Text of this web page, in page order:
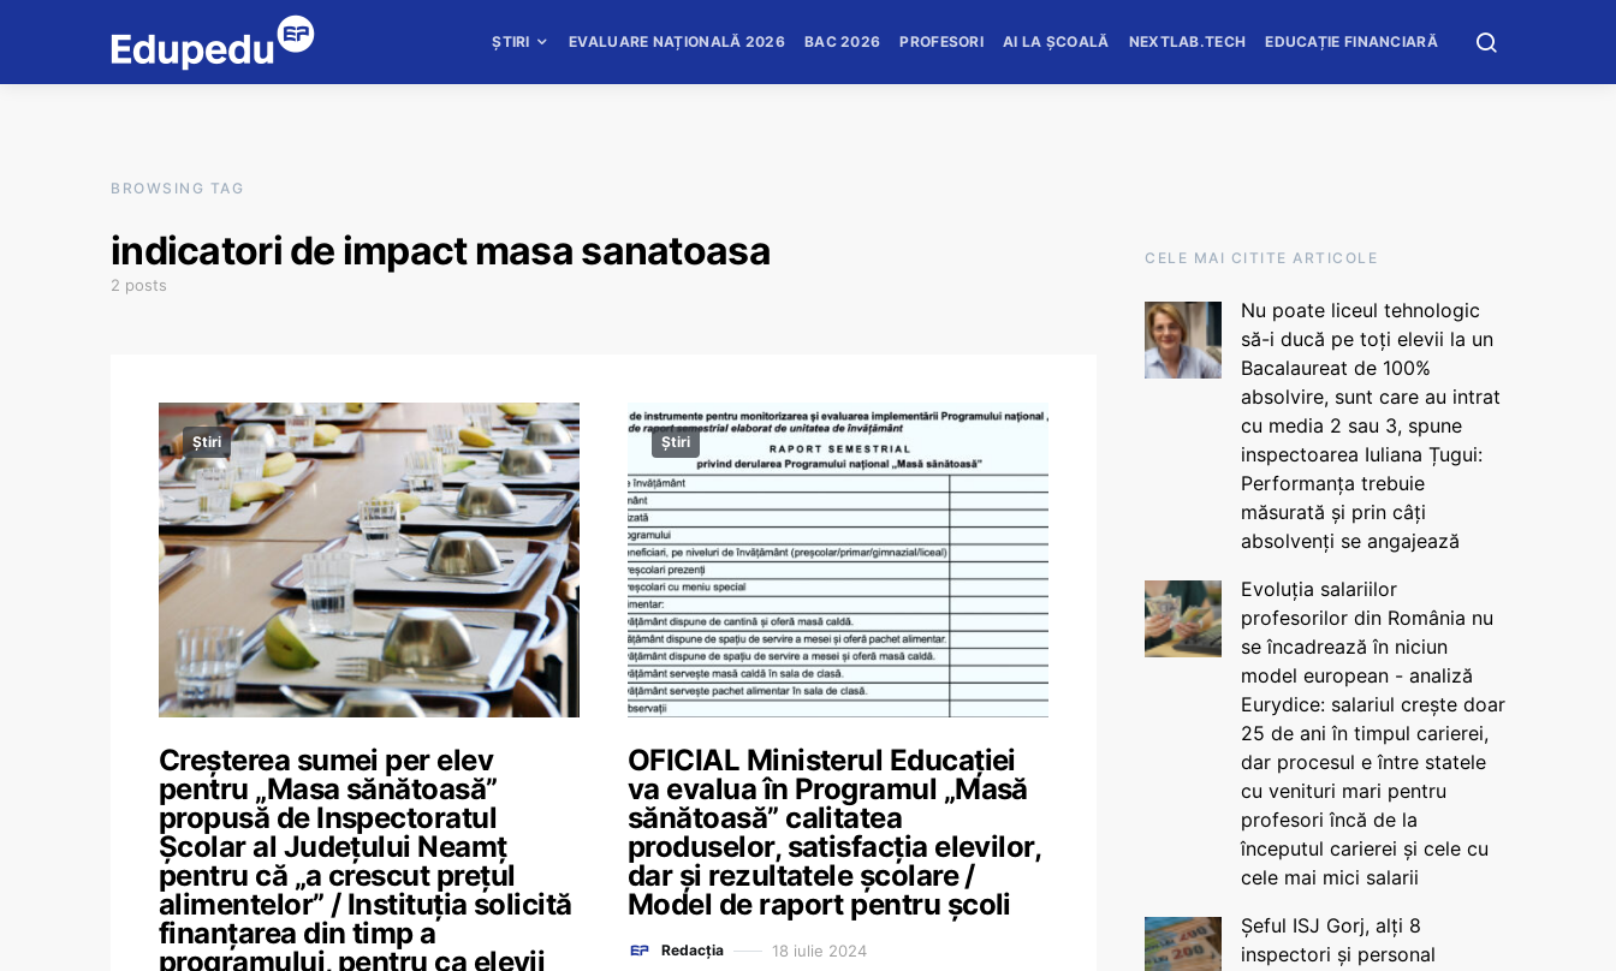
ȘTIRI EVALUARE NAȚIONALĂ 2026 BAC 2026 PROFESORI AI LA ȘCOALĂ NEXTLAB.TECH EDUCAȚIE FINANCIARĂ
BROWSING TAG
indicatori de impact masa sanatoasa
2 posts
Știri
Creșterea sumei per elev
pentru „Masa sănătoasă”
propusă de Inspectoratul
Școlar al Județului Neamț
pentru că „a crescut prețul
alimentelor” / Instituția solicită
finanțarea din timp a
programului, pentru ca elevii
Știri
OFICIAL Ministerul Educației
va evalua în Programul „Masă
sănătoasă” calitatea
produselor, satisfacția elevilor,
dar și rezultatele școlare /
Model de raport pentru școli
Redacția 18 iulie 2024
CELE MAI CITITE ARTICOLE
Nu poate liceul tehnologic
să-i ducă pe toți elevii la un
Bacalaureat de 100%
absolvire, sunt care au intrat
cu media 2 sau 3, spune
inspectoarea Iuliana Țugui:
Performanța trebuie
măsurată și prin câți
absolvenți se angajează
Evoluția salariilor
profesorilor din România nu
se încadrează în niciun
model european - analiză
Eurydice: salariul crește doar
25 de ani în timpul carierei,
dar procesul e între statele
cu venituri mari pentru
profesori încă de la
începutul carierei și cele cu
cele mai mici salarii
Șeful ISJ Gorj, alți 8
inspectori și personal